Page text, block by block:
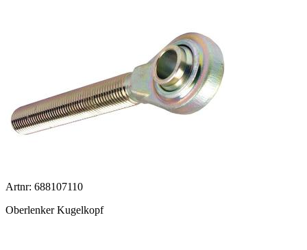
Artnr: 688107110
Oberlenker Kugelkopf